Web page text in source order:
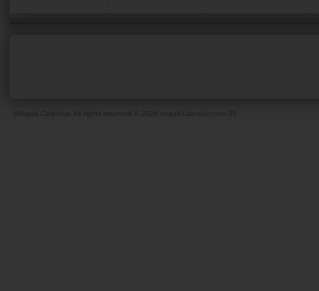
©Nepali Calendar. All rights reserved © 2026 nepali-calendar.com